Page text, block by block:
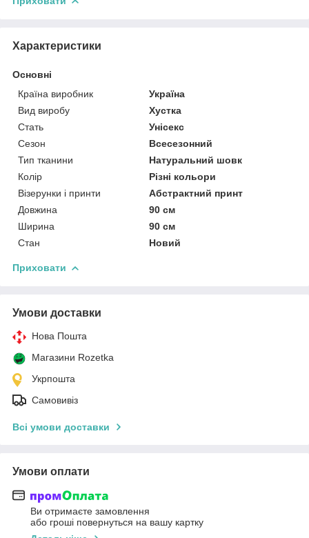
Характеристики
Основні
Країна виробник
Україна
Вид виробу
Хустка
Стать
Унісекс
Сезон
Всесезонний
Тип тканини
Натуральний шовк
Колір
Різні кольори
Візерунки і принти
Абстрактний принт
Довжина
90 см
Ширина
90 см
Стан
Новий
Приховати
Умови доставки
Нова Пошта
Магазини Rozetka
Укрпошта
Самовивіз
Всі умови доставки
Умови оплати
Ви отримаєте замовлення
або гроші повернуться на вашу картку